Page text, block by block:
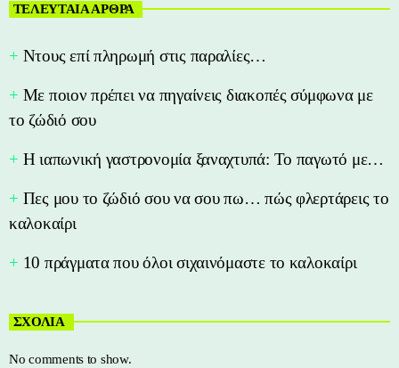
ΤΕΛΕΥΤΑΙΑ ΑΡΘΡΑ
Nτους επί πληρωμή στις παραλίες…
Με ποιον πρέπει να πηγαίνεις διακοπές σύμφωνα με
το ζώδιό σου
Η ιαπωνική γαστρονομία ξαναχτυπά: Το παγωτό με…
Πες μου το ζώδιό σου να σου πω… πώς φλερτάρεις το
καλοκαίρι
10 πράγματα που όλοι σιχαινόμαστε το καλοκαίρι
ΣΧΟΛΙΑ
No comments to show.